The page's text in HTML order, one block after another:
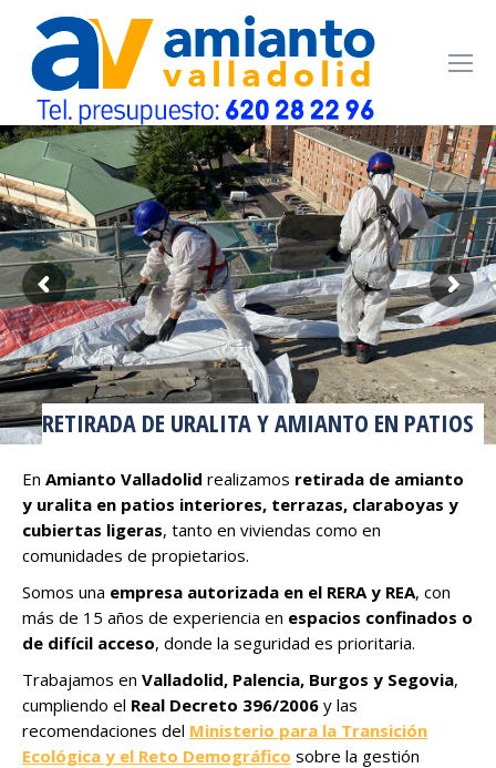
RETIRADA DE URALITA Y AMIANTO EN PATIOS
En Amianto Valladolid realizamos retirada de amianto
y uralita en patios interiores, terrazas, claraboyas y
cubiertas ligeras, tanto en viviendas como en
comunidades de propietarios.
Somos una empresa autorizada en el RERA y REA, con
más de 15 años de experiencia en espacios confinados o
de difícil acceso, donde la seguridad es prioritaria.
Trabajamos en Valladolid, Palencia, Burgos y Segovia,
cumpliendo el Real Decreto 396/2006 y las
recomendaciones del Ministerio para la Transición
Ecológica y el Reto Demográfico sobre la gestión